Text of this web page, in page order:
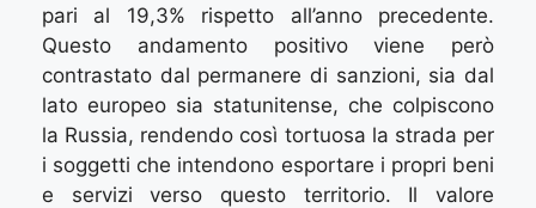
pari al 19,3% rispetto all’anno precedente.
Questo andamento positivo viene però
contrastato dal permanere di sanzioni, sia dal
lato europeo sia statunitense, che colpiscono
la Russia, rendendo così tortuosa la strada per
i soggetti che intendono esportare i propri beni
e servizi verso questo territorio. Il valore